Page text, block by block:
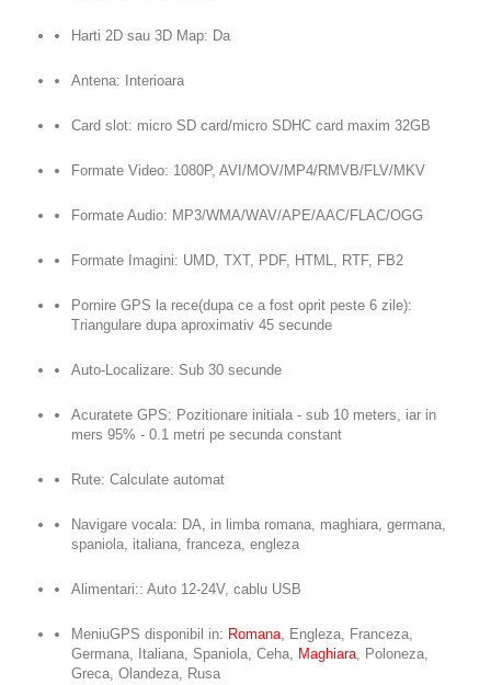
Harti 2D sau 3D Map: Da
Antena: Interioara
Card slot: micro SD card/micro SDHC card maxim 32GB
Formate Video: 1080P, AVI/MOV/MP4/RMVB/FLV/MKV
Formate Audio: MP3/WMA/WAV/APE/AAC/FLAC/OGG
Formate Imagini: UMD, TXT, PDF, HTML, RTF, FB2
Pornire GPS la rece(dupa ce a fost oprit peste 6 zile):
Triangulare dupa aproximativ 45 secunde
Auto-Localizare: Sub 30 secunde
Acuratete GPS: Pozitionare initiala - sub 10 meters, iar in
mers 95% - 0.1 metri pe secunda constant
Rute: Calculate automat
Navigare vocala: DA, in limba romana, maghiara, germana,
spaniola, italiana, franceza, engleza
Alimentari:: Auto 12-24V, cablu USB
MeniuGPS disponibil in: Romana, Engleza, Franceza,
Germana, Italiana, Spaniola, Ceha, Maghiara, Poloneza,
Greca, Olandeza, Rusa